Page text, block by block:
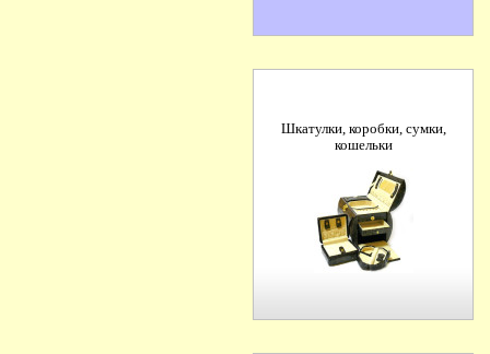
Шкатулки, коробки, сумки,
кошельки